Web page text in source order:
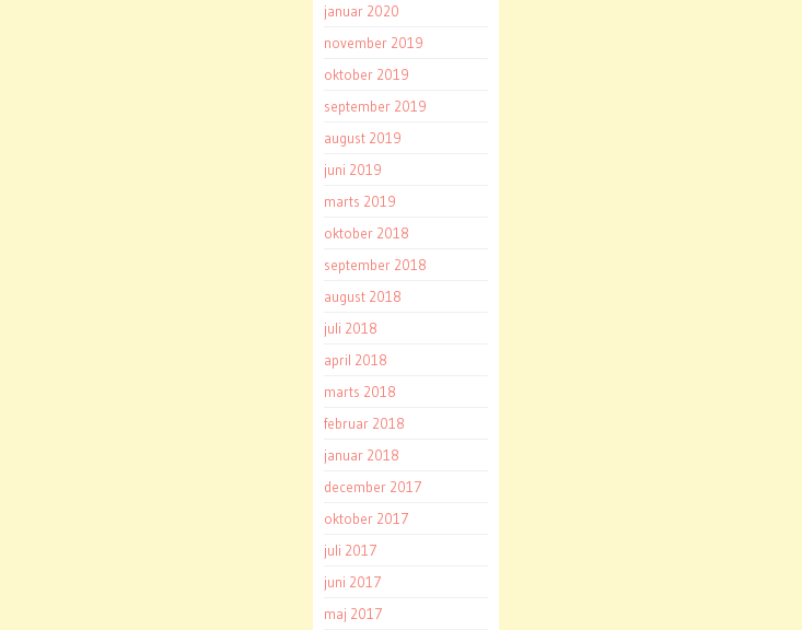
januar 2020
november 2019
oktober 2019
september 2019
august 2019
juni 2019
marts 2019
oktober 2018
september 2018
august 2018
juli 2018
april 2018
marts 2018
februar 2018
januar 2018
december 2017
oktober 2017
juli 2017
juni 2017
maj 2017